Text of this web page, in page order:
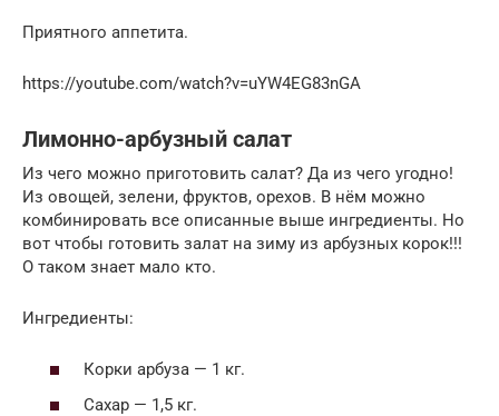
Приятного аппетита.
https://youtube.com/watch?v=uYW4EG83nGA
Лимонно-арбузный салат
Из чего можно приготовить салат? Да из чего угодно!
Из овощей, зелени, фруктов, орехов. В нём можно
комбинировать все описанные выше ингредиенты. Но
вот чтобы готовить залат на зиму из арбузных корок!!!
О таком знает мало кто.
Ингредиенты:
Корки арбуза — 1 кг.
Сахар — 1,5 кг.